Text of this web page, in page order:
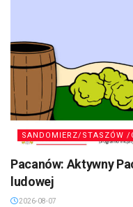
SANDOMIERZ/STASZÓW /
Pacanów: Aktywny
ludowej
2026-08-07